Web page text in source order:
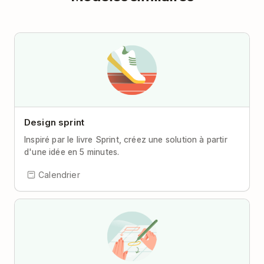
Design sprint
Inspiré par le livre Sprint, créez une solution à partir
d'une idée en 5 minutes.
Calendrier